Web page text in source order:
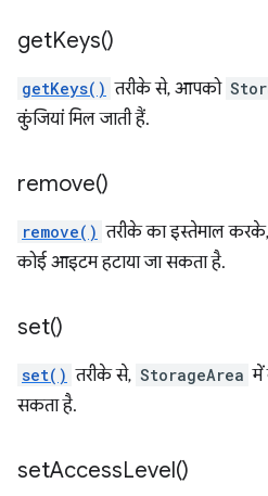
getKeys()
getKeys() तरीके से, आपको
कुंजियां मिल जाती हैं.
remove()
remove() तरीके का इस्तेमाल
कोई आइटम हटाया जा सकता है.
set()
set() तरीके से, StorageArea में
सकता है.
setAccessLevel()